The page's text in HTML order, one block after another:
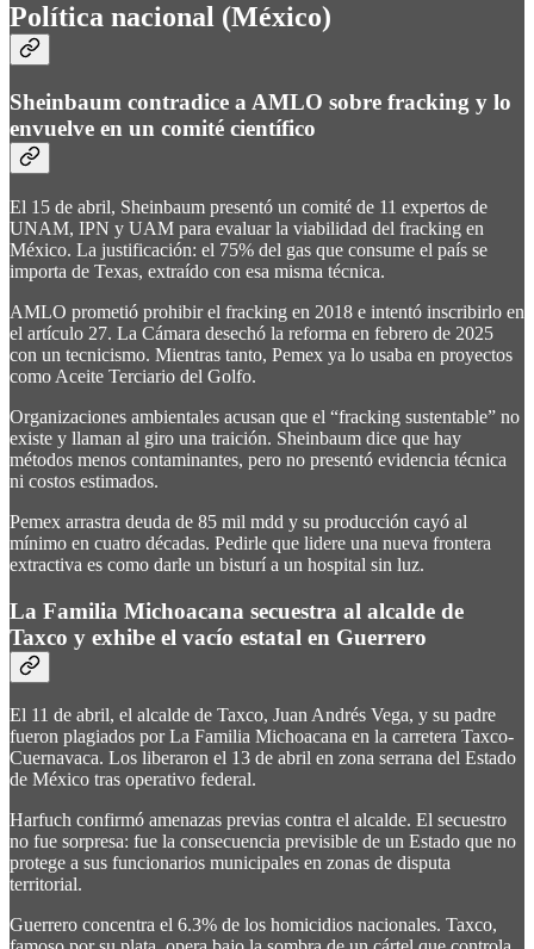
Política nacional (México)
Sheinbaum contradice a AMLO sobre fracking y lo
envuelve en un comité científico
El 15 de abril, Sheinbaum presentó un comité de 11 expertos de
UNAM, IPN y UAM para evaluar la viabilidad del fracking en
México. La justificación: el 75% del gas que consume el país se
importa de Texas, extraído con esa misma técnica.
AMLO prometió prohibir el fracking en 2018 e intentó inscribirlo en
el artículo 27. La Cámara desechó la reforma en febrero de 2025
con un tecnicismo. Mientras tanto, Pemex ya lo usaba en proyectos
como Aceite Terciario del Golfo.
Organizaciones ambientales acusan que el “fracking sustentable” no
existe y llaman al giro una traición. Sheinbaum dice que hay
métodos menos contaminantes, pero no presentó evidencia técnica
ni costos estimados.
Pemex arrastra deuda de 85 mil mdd y su producción cayó al
mínimo en cuatro décadas. Pedirle que lidere una nueva frontera
extractiva es como darle un bisturí a un hospital sin luz.
La Familia Michoacana secuestra al alcalde de
Taxco y exhibe el vacío estatal en Guerrero
El 11 de abril, el alcalde de Taxco, Juan Andrés Vega, y su padre
fueron plagiados por La Familia Michoacana en la carretera Taxco-
Cuernavaca. Los liberaron el 13 de abril en zona serrana del Estado
de México tras operativo federal.
Harfuch confirmó amenazas previas contra el alcalde. El secuestro
no fue sorpresa: fue la consecuencia previsible de un Estado que no
protege a sus funcionarios municipales en zonas de disputa
territorial.
Guerrero concentra el 6.3% de los homicidios nacionales. Taxco,